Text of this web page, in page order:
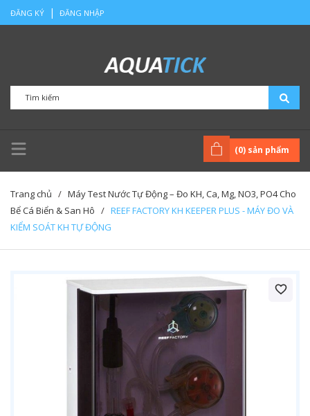
ĐĂNG KÝ | ĐĂNG NHẬP
(0) sản phẩm
Trang chủ / Máy Test Nước Tự Động – Đo KH, Ca, Mg, NO3, PO4 Cho
Bể Cá Biển & San Hô / REEF FACTORY KH KEEPER PLUS - MÁY ĐO VÀ
KIỂM SOÁT KH TỰ ĐỘNG